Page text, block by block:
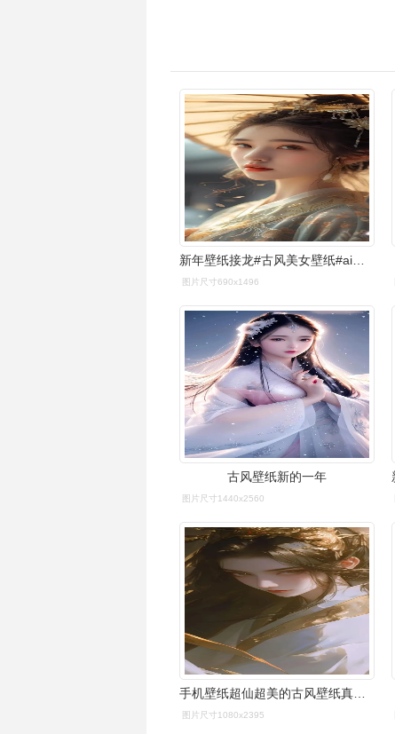
新年壁纸接龙#古风美女壁纸#ai绘画
图片尺寸690x1496
古风壁纸新的一年
图片尺寸1440x2560
手机壁纸超仙超美的古风壁纸真的绝了
图片尺寸1080x2395